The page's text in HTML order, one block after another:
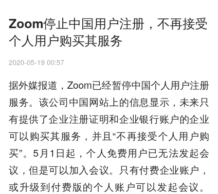
Zoom停止中国用户注册，不再接受
个人用户购买其服务
2020-05-19 00:57
据外媒报道，Zoom已经暂停中国个人用户注册
服务。该公司中国网站上的信息显示，未来只
有提供了企业注册证明和企业银行账户的企业
可以购买其服务，并且“不再接受个人用户购
买”。5月1日起，个人免费用户已无法发起会
议，但是可以加入会议。只有付费企业账户，
或升级到付费版的个人账户可以发起会议。